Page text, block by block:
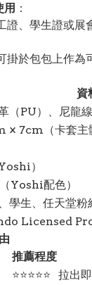
用 ：
證、學生證或展
掛於包包上作為
資
（PU）、尼龍
× 7cm（卡套
）
Yoshi配色）
學生、任天堂粉
Licensed
推薦程度
⭐⭐⭐⭐⭐
拉出